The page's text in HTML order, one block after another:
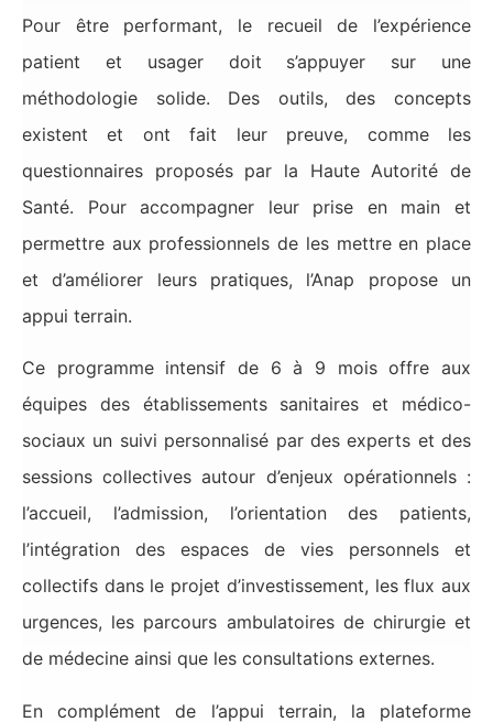
Pour être performant, le recueil de l’expérience
patient et usager doit s’appuyer sur une
méthodologie solide. Des outils, des concepts
existent et ont fait leur preuve, comme les
questionnaires proposés par la Haute Autorité de
Santé. Pour accompagner leur prise en main et
permettre aux professionnels de les mettre en place
et d’améliorer leurs pratiques, l’Anap propose un
appui terrain.
Ce programme intensif de 6 à 9 mois offre aux
équipes des établissements sanitaires et médico-
sociaux un suivi personnalisé par des experts et des
sessions collectives autour d’enjeux opérationnels :
l’accueil, l’admission, l’orientation des patients,
l’intégration des espaces de vies personnels et
collectifs dans le projet d’investissement, les flux aux
urgences, les parcours ambulatoires de chirurgie et
de médecine ainsi que les consultations externes.
En complément de l’appui terrain, la plateforme